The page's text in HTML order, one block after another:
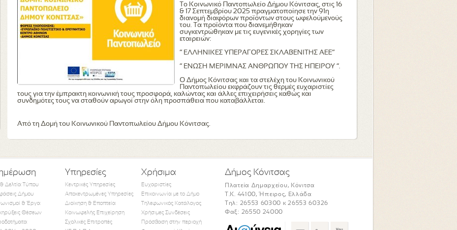
Το Κοινωνικό Παντοπωλείο Δήμου Κόνιτσας, στις 16
& 17 Σεπτεμβρίου 2025 πραγματοποίησε την 91η
διανομή διαφόρων προϊόντων στους ωφελούμενούς
του. Τα προϊόντα που διανεμήθηκαν
συγκεντρώθηκαν με τις ευγενικές χορηγίες των
εταιρειών:
“ ΕΛΛΗΝΙΚΕΣ ΥΠΕΡΑΓΟΡΕΣ ΣΚΛΑΒΕΝΙΤΗΣ ΑΕΕ”
“ ΕΝΩΣΗ ΜΕΡΙΜΝΑΣ ΑΝΘΡΩΠΟΥ ΤΗΣ ΗΠΕΙΡΟΥ ”.
Ο Δήμος Κόνιτσας και τα στελέχη του Κοινωνικού
Παντοπωλείου εκφράζουν τις θερμές ευχαριστίες
τους για την έμπρακτη κοινωνική τους προσφορά, καλώντας και άλλες επιχειρήσεις καθώς και
συνδημότες τους να σταθούν αρωγοί στην όλη προσπάθεια που καταβάλλεται.
Από τη Δομή του Κοινωνικού Παντοπωλείου Δήμου Κόνιτσας.
Δελτία Τύπου
Δήμου
& Έργα
Θέσεων
Υπηρεσίες
Κεντρικές Υπηρεσίες
Αποκεντρωμένες Υπηρεσίες
Διοίκηση & Εποπτεία
Κοινωφελής Επιχείρηση
Σχολικές Επιτροπές
Χρήσιμα
Ευχαριστίες
Επικοινωνία με το Δήμο
Τηλεφωνικός Κατάλογος
Χρήσιμες Συνδέσεις
Πρόσβαση στην περιοχή
Δήμος Κόνιτσας
Πλατεία Δημαρχείου, Κόνιτσα
Τ.Κ. 44100, Ήπειρος, Ελλάδα
Τηλ: 26553 60300 κ 26553 60326
Φαξ: 26550 24000
Follow UsWatch Us